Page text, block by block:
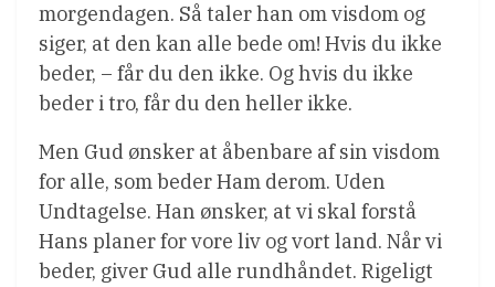
morgendagen. Så taler han om visdom og
siger, at den kan alle bede om! Hvis du ikke
beder, – får du den ikke. Og hvis du ikke
beder i tro, får du den heller ikke.
Men Gud ønsker at åbenbare af sin visdom
for alle, som beder Ham derom. Uden
Undtagelse. Han ønsker, at vi skal forstå
Hans planer for vore liv og vort land. Når vi
beder, giver Gud alle rundhåndet. Rigeligt